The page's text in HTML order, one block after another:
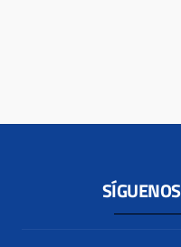
SÍGUENOS